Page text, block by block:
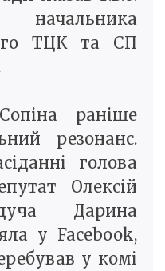
ТЦК та СП
раніше
резонанс.
голова
Олексій
Дарина
у Facebook,
у комі